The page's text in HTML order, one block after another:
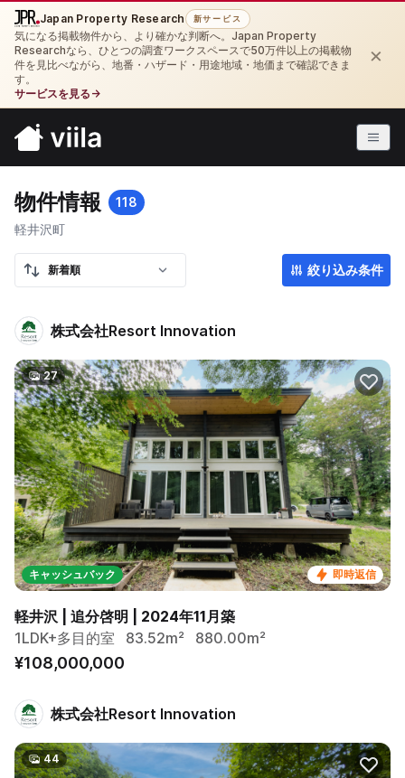
Japan Property Research 新サービス
気になる掲載物件から、より確かな判断へ。Japan Property
Researchなら、ひとつの調査ワークスペースで50万件以上の掲載物
件を見比べながら、地番・ハザード・用途地域・地価まで確認できま
す。
サービスを見る →
×
物件情報
118
軽井沢町
絞り込み条件
株式会社Resort Innovation
即時返信
キャッシュバック
27
軽井沢 | 追分啓明 | 2024年11月築
1LDK+多目的室
83.52m² 880.00m²
¥108,000,000
株式会社Resort Innovation
44